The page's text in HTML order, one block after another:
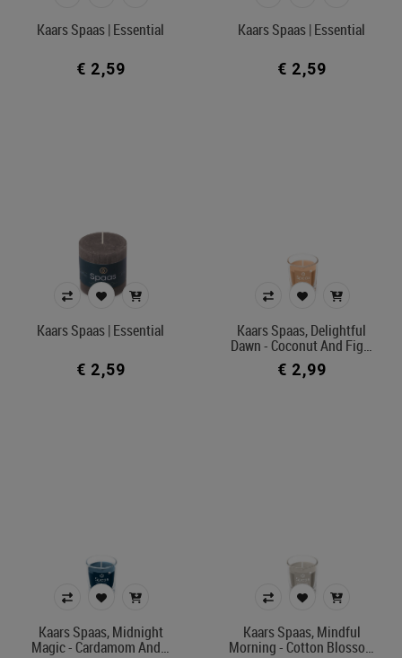
Kaars Spaas | Essential
€ 2,59
Kaars Spaas | Essential
€ 2,59
Kaars Spaas | Essential
€ 2,59
Kaars Spaas, Delightful
Dawn - Coconut And Fig…
€ 2,99
Kaars Spaas, Midnight
Magic - Cardamom And…
Kaars Spaas, Mindful
Morning - Cotton Blosso…